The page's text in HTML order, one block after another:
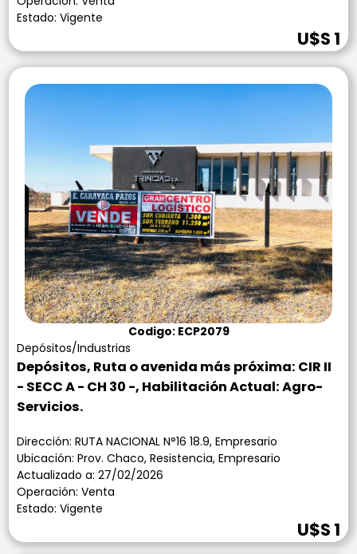
Estado: Vigente
U$S 1
Codigo: ECP2079
Depósitos/Industrias
Depósitos, Ruta o avenida más próxima: CIR II
- SECC A - CH 30 -, Habilitación Actual: Agro-
Servicios.
Dirección: RUTA NACIONAL N°16 18.9, Empresario
Ubicación: Prov. Chaco, Resistencia, Empresario
Actualizado a: 27/02/2026
Operación: Venta
Estado: Vigente
U$S 1